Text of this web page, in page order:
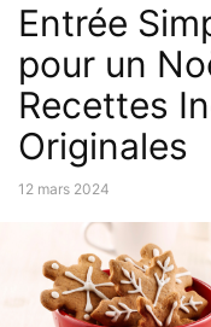
Entrée
pour un
Recettes
Originales
12 mars 2024